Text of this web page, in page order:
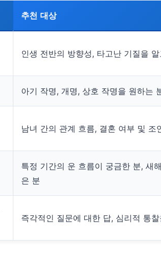
추천 대상
인생 전반의 방향성, 타고난 기질을
아기 작명, 개명, 상호 작명을 원하는
남녀 간의 관계 흐름, 결혼 여부 및 조
특정 기간의 운 흐름이 궁금한 분, 새
은 분
즉각적인 질문에 대한 답, 심리적 통